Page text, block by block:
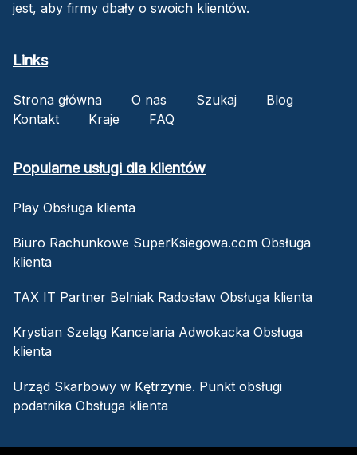
jest, aby firmy dbały o swoich klientów.
Links
Strona główna O nas Szukaj
Blog
Kontakt
Kraje FAQ
Popularne usługi dla klientów
Play Obsługa klienta
Biuro Rachunkowe SuperKsiegowa.com Obsługa
klienta
TAX IT Partner Belniak Radosław Obsługa klienta
Krystian Szeląg Kancelaria Adwokacka Obsługa
klienta
Urząd Skarbowy w Kętrzynie. Punkt obsługi
podatnika Obsługa klienta